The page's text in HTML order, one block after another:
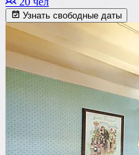
Узнать свободные даты